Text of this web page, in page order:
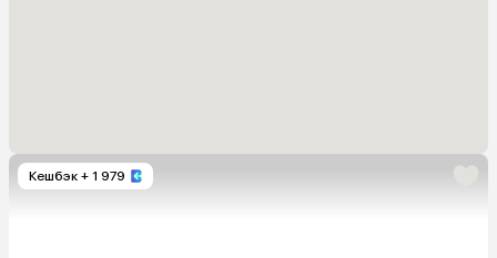
Кешбэк + 1 979